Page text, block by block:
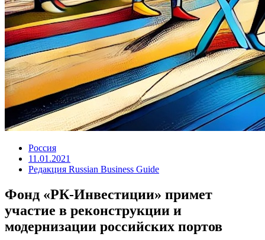
Россия
11.01.2021
Редакция Russian Business Guide
Фонд «РК-Инвестиции» примет
участие в реконструкции и
модернизации российских портов